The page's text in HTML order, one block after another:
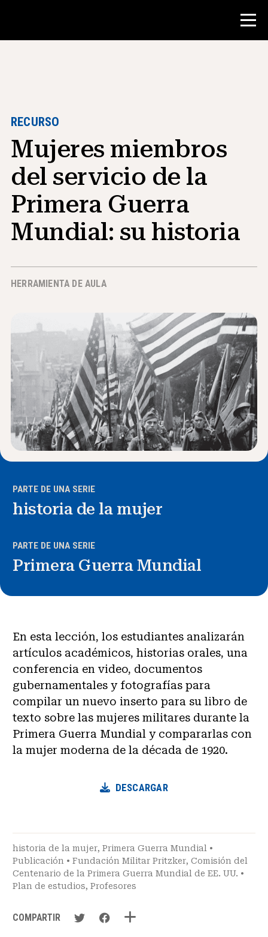
Recursos para maestros
Herramientas para el aula
Cursos
institutos
Enseñanza de Habilidades de
Investigación
Asesoramiento a estudiantes de NHD
Noticias y Eventos
Acerca de NHD
Involucrarse
RECURSO
Mujeres miembros
del servicio de la
Primera Guerra
Mundial: su historia
HERRAMIENTA DE AULA
PARTE DE UNA SERIE
historia de la mujer
PARTE DE UNA SERIE
Primera Guerra Mundial
En esta lección, los estudiantes analizarán
artículos académicos, historias orales, una
conferencia en video, documentos
gubernamentales y fotografías para
compilar un nuevo inserto para su libro de
texto sobre las mujeres militares durante la
Primera Guerra Mundial y compararlas con
la mujer moderna de la década de 1920.
DESCARGAR
historia de la mujer, Primera Guerra Mundial •
Publicación • Fundación Militar Pritzker, Comisión del
Centenario de la Primera Guerra Mundial de EE. UU. •
Plan de estudios, Profesores
COMPARTIR